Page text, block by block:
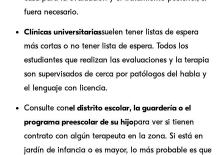
fuera necesario.
Clínicas universitariassuelen tener listas de espera
más cortas o no tener lista de espera. Todos los
estudiantes que realizan las evaluaciones y la terapia
son supervisados de cerca por patólogos del habla y
el lenguaje con licencia.
Consulte conel distrito escolar, la guardería o el
programa preescolar de su hijopara ver si tienen
contrato con algún terapeuta en la zona. Si está en
jardín de infancia o es mayor, lo más probable es que